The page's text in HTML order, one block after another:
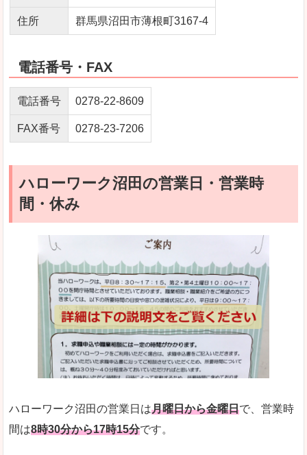
住所 群馬県沼田市薄根町3167-4
電話番号・FAX
電話番号 0278-22-8609
FAX番号 0278-23-7206
ハローワーク沼田の営業日・営業時
間・休み
ハローワーク沼田の営業日は月曜日から金曜日で、営業時
間は8時30分から17時15分です。